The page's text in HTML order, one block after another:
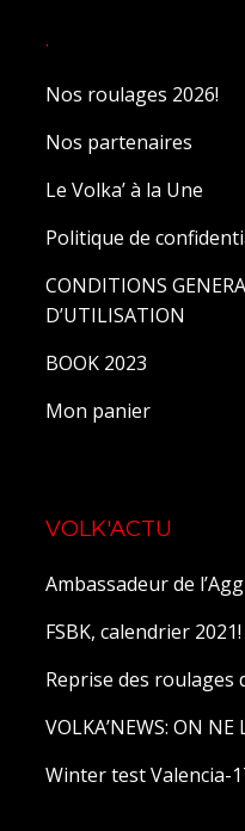
.
Nos roulages 2026!
Nos partenaires
Le Volka’ à la Une
Politique de
CONDITIONS
D’UTILISATION
BOOK 2023
Mon panier
VOLK'ACTU
Ambassadeur de
FSBK, calendrier 2021!
Reprise des roulages
VOLKA’NEWS: ON NE
Winter test Valencia-